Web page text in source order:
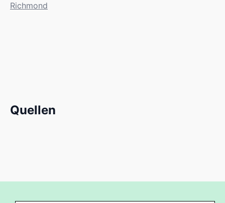
Richmond
Quellen